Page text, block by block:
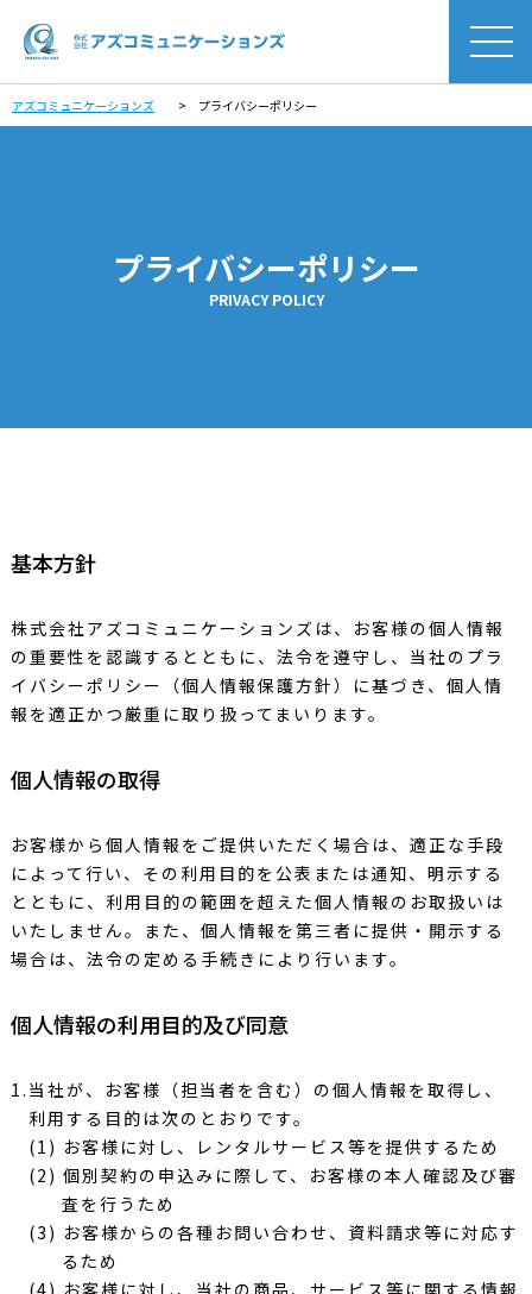
アズコミュニケーションズ > プライバシーポリシー
プライバシーポリシー
PRIVACY POLICY
基本方針
株式会社アズコミュニケーションズは、お客様の個人情報
の重要性を認識するとともに、法令を遵守し、当社のプラ
イバシーポリシー（個人情報保護方針）に基づき、個人情
報を適正かつ厳重に取り扱ってまいります。
個人情報の取得
お客様から個人情報をご提供いただく場合は、適正な手段
によって行い、その利用目的を公表または通知、明示する
とともに、利用目的の範囲を超えた個人情報のお取扱いは
いたしません。また、個人情報を第三者に提供・開示する
場合は、法令の定める手続きにより行います。
個人情報の利用目的及び同意
1.当社が、お客様（担当者を含む）の個人情報を取得し、
利用する目的は次のとおりです。
(1) お客様に対し、レンタルサービス等を提供するため
(2) 個別契約の申込みに際して、お客様の本人確認及び審
査を行うため
(3) お客様からの各種お問い合わせ、資料請求等に対応す
るため
(4) お客様に対し、当社の商品、サービス等に関する情報